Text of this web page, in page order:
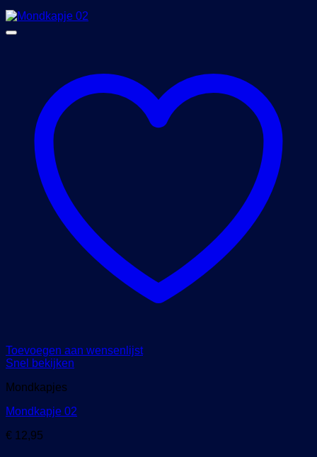
Toevoegen aan wensenlijst
Snel bekijken
Mondkapjes
Mondkapje 02
€ 12,95